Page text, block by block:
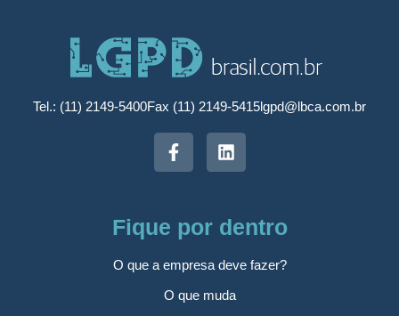
Tel.: (11) 2149-5400Fax (11) 2149-5415lgpd@lbca.com.br
Fique por dentro
O que a empresa deve fazer?
O que muda